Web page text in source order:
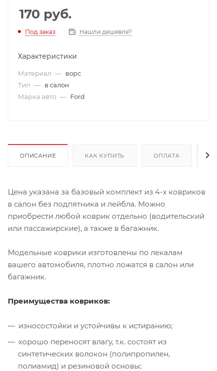
170 руб.
Под заказ Нашли дешевле?
Характеристики
Материал — ворс
Тип — в салон
Марка авто — Ford
ОПИСАНИЕ КАК КУПИТЬ ОПЛАТА
Цена указана за базовый комплект из 4-х ковриков
в салон без подпятника и лейбла. Можно
приобрести любой коврик отдельно (водительский
или пассажирские), а также в багажник.
Модельные коврики изготовлены по лекалам
вашего автомобиля, плотно ложатся в салон или
багажник.
Преимущества ковриков:
износостойки и устойчивы к истиранию;
хорошо переносят влагу, т.к. состоят из
синтетических волокон (полипропилен,
полиамид) и резиновой основы;